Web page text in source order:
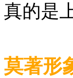
真的是
莫著形